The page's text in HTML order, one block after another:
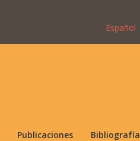
Español
Publicaciones Bibliografía